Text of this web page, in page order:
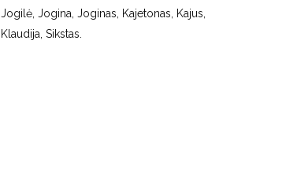
Jogilė, Jogina, Joginas, Kajetonas, Kajus,
Klaudija, Sikstas.